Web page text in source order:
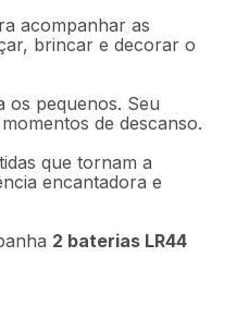
acompanhar as
brincar e decorar o
pequenos. Seu
de descanso.
que tornam a
encantadora e
2 baterias LR44